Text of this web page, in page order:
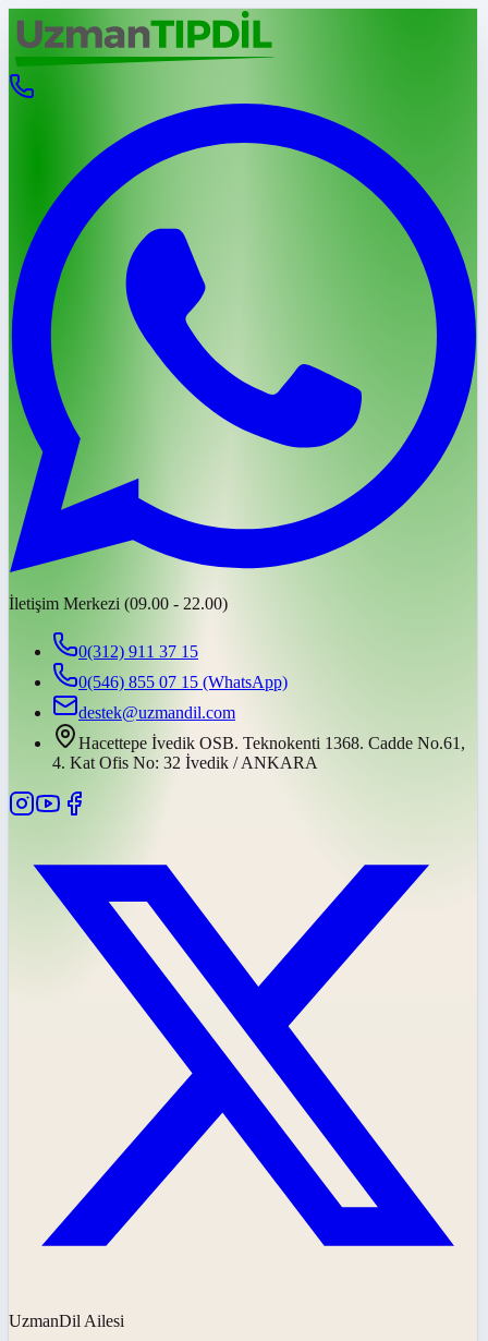
İletişim Merkezi (09.00 - 22.00)
0(312) 911 37 15
0(546) 855 07 15 (WhatsApp)
destek@uzmandil.com
Hacettepe İvedik OSB. Teknokenti 1368. Cadde No.61,
4. Kat Ofis No: 32 İvedik / ANKARA
UzmanDil Ailesi